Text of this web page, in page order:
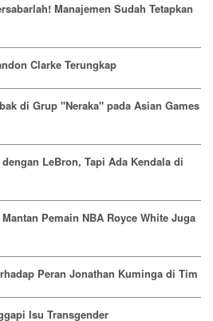
Manajemen Sudah Tetapkan
Clarke Terungkap
di Grup "Neraka" pada Asian Games
LeBron, Tapi Ada Kendala di
Pemain NBA Royce White Juga
Peran Jonathan Kuminga di Tim
Isu Transgender